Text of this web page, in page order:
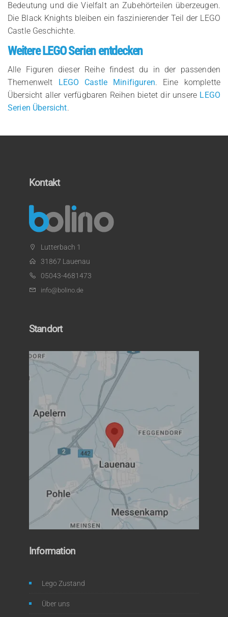
Bedeutung und die Vielfalt an Zubehörteilen überzeugen.
Die Black Knights bleiben ein faszinierender Teil der LEGO
Castle Geschichte.
Weitere LEGO Serien entdecken
Alle Figuren dieser Reihe findest du in der passenden
Themenwelt
LEGO Castle Minifiguren. Eine komplette
Übersicht aller verfügbaren Reihen bietet dir unsere LEGO
Serien Übersicht.
Kontakt
Lutterbach 1
31867 Lauenau
05043-4681473
info@bolino.de
Standort
Information
Lego Zustand
Über uns